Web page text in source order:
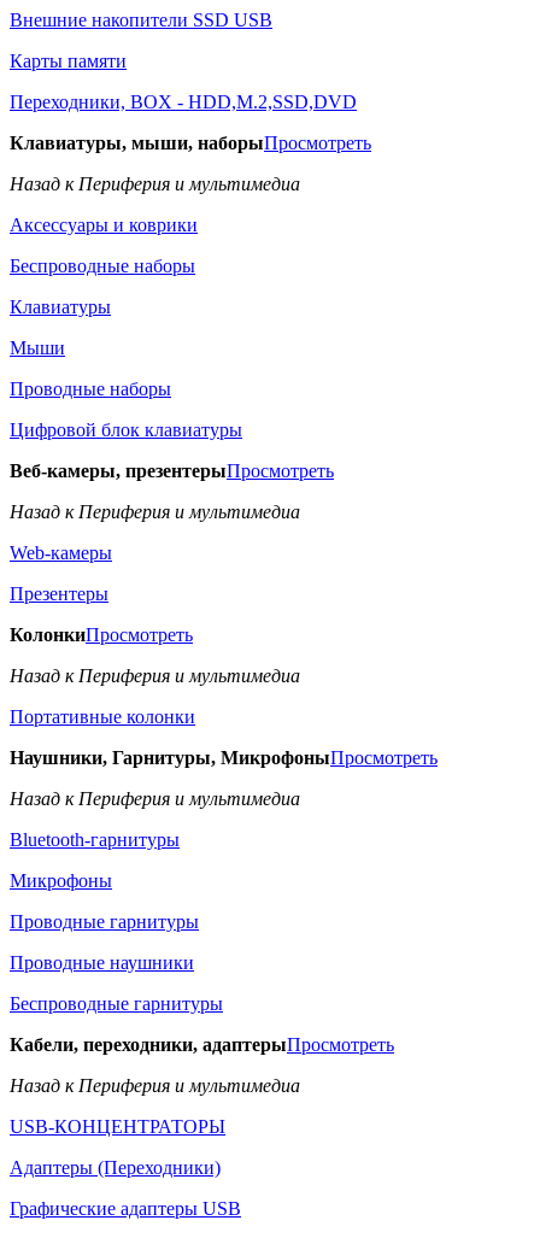
Внешние накопители SSD USB
Карты памяти
Переходники, BOX - HDD,M.2,SSD,DVD
Клавиатуры, мыши, наборыПросмотреть
Назад к Периферия и мультимедиа
Аксессуары и коврики
Беспроводные наборы
Клавиатуры
Мыши
Проводные наборы
Цифровой блок клавиатуры
Веб-камеры, презентерыПросмотреть
Назад к Периферия и мультимедиа
Web-камеры
Презентеры
КолонкиПросмотреть
Назад к Периферия и мультимедиа
Портативные колонки
Наушники, Гарнитуры, МикрофоныПросмотреть
Назад к Периферия и мультимедиа
Bluetooth-гарнитуры
Микрофоны
Проводные гарнитуры
Проводные наушники
Беспроводные гарнитуры
Кабели, переходники, адаптерыПросмотреть
Назад к Периферия и мультимедиа
USB-КОНЦЕНТРАТОРЫ
Адаптеры (Переходники)
Графические адаптеры USB